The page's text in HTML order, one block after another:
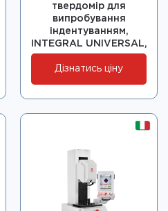
твердомір для
випробування
індентуванням,
INTEGRAL UNIVERSAL,
Easydur
Дізнатись ціну